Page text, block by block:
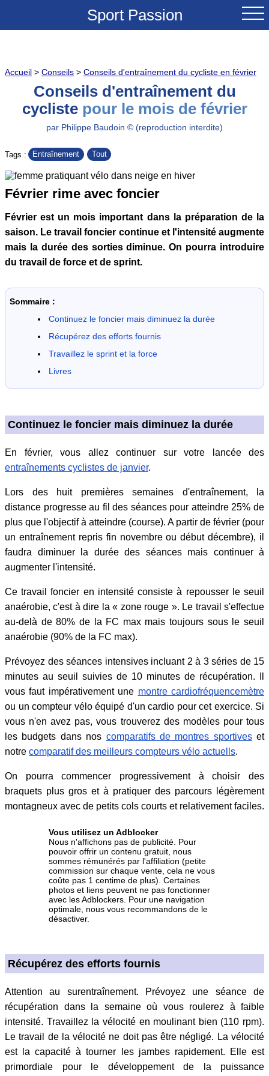
Sport Passion
NOUVEAUTES
TESTS & REVUES
GRANDS COLS A VELO
SOLDES
Accueil > Conseils > Conseils d'entraînement du cycliste en février
Conseils d'entraînement du
cycliste pour le mois de février
par Philippe Baudoin © (reproduction interdite)
Tags : Entraînement Tout
Février rime avec foncier
Février est un mois important dans la préparation de la
saison. Le travail foncier continue et l'intensité augmente
mais la durée des sorties diminue. On pourra introduire
du travail de force et de sprint.
Sommaire :
Continuez le foncier mais diminuez la durée
Récupérez des efforts fournis
Travaillez le sprint et la force
Livres
Continuez le foncier mais diminuez la durée
En février, vous allez continuer sur votre lancée des
entraînements cyclistes de janvier.
Lors des huit premières semaines d'entraînement, la
distance progresse au fil des séances pour atteindre 25% de
plus que l'objectif à atteindre (course). A partir de février (pour
un entraînement repris fin novembre ou début décembre), il
faudra diminuer la durée des séances mais continuer à
augmenter l'intensité.
Ce travail foncier en intensité consiste à repousser le seuil
anaérobie, c'est à dire la « zone rouge ». Le travail s'effectue
au-delà de 80% de la FC max mais toujours sous le seuil
anaérobie (90% de la FC max).
Prévoyez des séances intensives incluant 2 à 3 séries de 15
minutes au seuil suivies de 10 minutes de récupération. Il
vous faut impérativement une montre cardiofréquencemètre
ou un compteur vélo équipé d'un cardio pour cet exercice. Si
vous n'en avez pas, vous trouverez des modèles pour tous
les budgets dans nos comparatifs de montres sportiveset
notre comparatif des meilleurs compteurs vélo actuells.
On pourra commencer progressivement à choisir des
braquets plus gros et à pratiquer des parcours légèrement
montagneux avec de petits cols courts et relativement faciles.
Vous utilisez un Adblocker
Nous n'affichons pas de publicité. Pour
pouvoir offrir un contenu gratuit, nous
sommes rémunérés par l'affiliation (petite
commission sur chaque vente, cela ne vous
coûte pas 1 centime de plus). Certaines
photos et liens peuvent ne pas fonctionner
avec les Adblockers. Pour une navigation
optimale, nous vous recommandons de le
désactiver.
Récupérez des efforts fournis
Attention au surentraînement. Prévoyez une séance de
récupération dans la semaine où vous roulerez à faible
intensité. Travaillez la vélocité en moulinant bien (110 rpm).
Le travail de la vélocité ne doit pas être négligé. La vélocité
est la capacité à tourner les jambes rapidement. Elle est
primordiale pour le développement de la puissance